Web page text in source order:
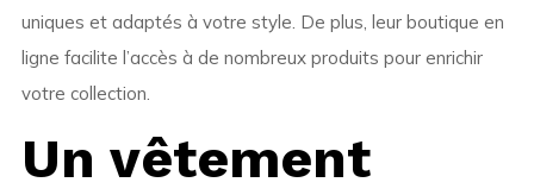
uniques et adaptés à votre style. De plus, leur boutique en
ligne facilite l’accès à de nombreux produits pour enrichir
votre collection.
Un vêtement